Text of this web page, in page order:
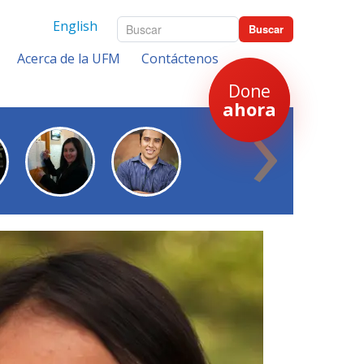
Buscar
English
Acerca de la UFM
Contáctenos
Done
ahora
›